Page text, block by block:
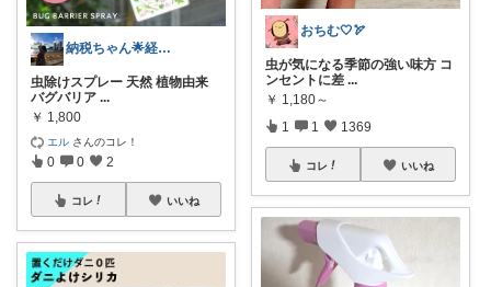
納税ちゃん🌟経由購入★
虫除けスプレー 天然 植物由来
バグバリア ...
￥ 1,800
エル さんのコレ！
0 0 2
コレ いいね
おちむ🤍🏹
虫が気になる季節の強い味方 コ
ンセントに差 ...
￥ 1,180～
1 1 1369
コレ いいね